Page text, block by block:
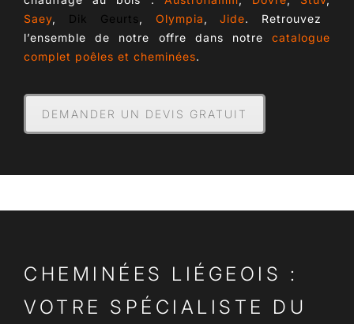
Saey, Dik Geurts , Olympia , Jide. Retrouvez
l’ensemble de notre offre dans notre
catalogue
complet poêles et cheminées.
DEMANDER UN DEVIS GRATUIT
CHEMINÉES LIÉGEOIS :
VOTRE SPÉCIALISTE DU